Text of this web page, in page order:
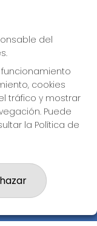
- RECEPTOR
del
cookies
tráfico y mostrar
Puede
la Política de